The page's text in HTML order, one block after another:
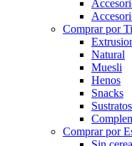
Comprar por
Natural
Muesli
Henos
Snacks
Sustratos
Comprar por